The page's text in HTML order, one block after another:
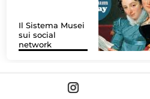
Il Sistema Musei
sui social
network